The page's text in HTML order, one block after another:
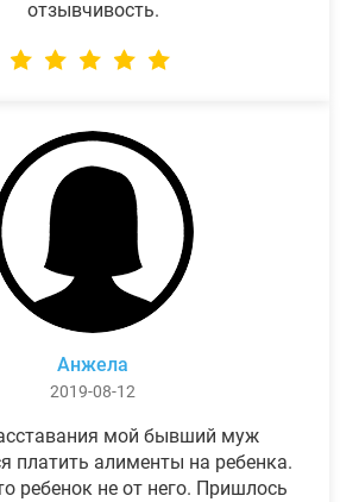
отзывчивость.
Анжела
2019-08-12
мой бывший муж
платить алименты на ребенка.
ребенок не от него. Пришлось